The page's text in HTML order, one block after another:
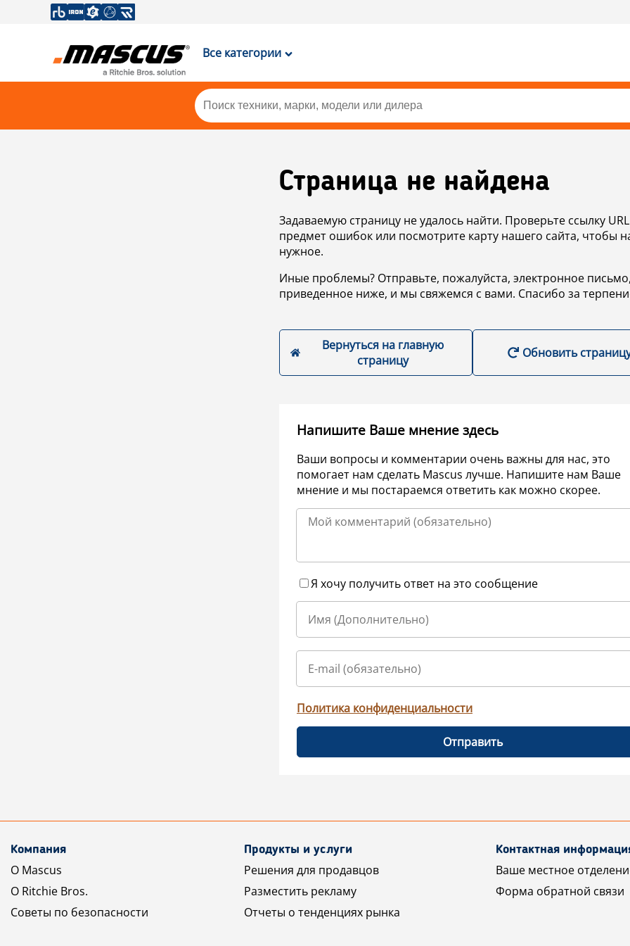
Все категории
Страница не найдена
Задаваемую страницу не удалось найти. Проверьте ссылку
предмет ошибок или посмотрите карту нашего сайта, чтобы
нужное.
Иные проблемы? Отправьте, пожалуйста, электронное
приведенное ниже, и мы свяжемся с вами. Спасибо за
Вернуться на главную
страницу
Обновить
Напишите Ваше мнение здесь
Ваши вопросы и комментарии очень важны для нас, это
помогает нам сделать Mascus лучше. Напишите нам Ваше
мнение и мы постараемся ответить как можно скорее.
Я хочу получить ответ на это сообщение
Политика конфиденциальности
Отправить
Компания
О Mascus
О Ritchie Bros.
Советы по безопасности
Продукты и услуги
Решения для продавцов
Разместить рекламу
Отчеты о тенденциях рынка
Контактная
Ваше местное
Форма обратной связи